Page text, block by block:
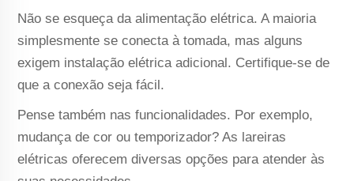
Não se esqueça da alimentação elétrica. A maioria
simplesmente se conecta à tomada, mas alguns
exigem instalação elétrica adicional. Certifique-se de
que a conexão seja fácil.
Pense também nas funcionalidades. Por exemplo,
mudança de cor ou temporizador? As lareiras
elétricas oferecem diversas opções para atender às